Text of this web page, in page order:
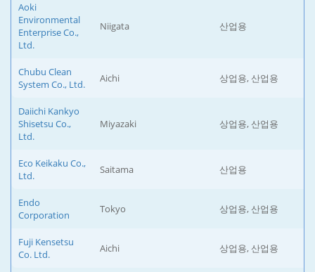
Aoki
Environmental
Enterprise Co.,
Ltd.
Niigata 산업용
Chubu Clean
System Co., Ltd.
Aichi 상업용, 산업용
Daiichi Kankyo
Shisetsu Co.,
Ltd.
Miyazaki 상업용, 산업용
Eco Keikaku Co.,
Ltd.
Saitama 산업용
Endo
Corporation
Tokyo 상업용, 산업용
Fuji Kensetsu
Co. Ltd.
Aichi 상업용, 산업용